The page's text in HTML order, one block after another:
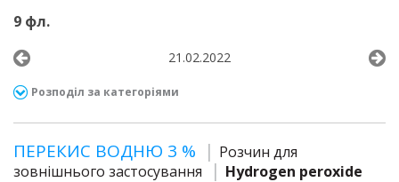
9 фл.
21.02.2022
Розподіл за категоріями
ПЕРЕКИС ВОДНЮ 3 %
Розчин для
зовнішнього застосування
Hydrogen peroxide